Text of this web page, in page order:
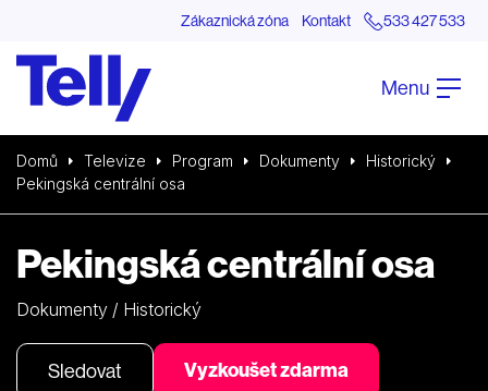
Zákaznická zóna Kontakt 533 427 533
Menu
Domů Televize Program Dokumenty
Historický
Pekingská centrální osa
Pekingská centrální osa
Dokumenty / Historický
Sledovat Vyzkoušet zdarma